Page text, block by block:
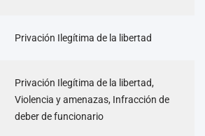
Privación Ilegítima de la libertad
Privación Ilegítima de la libertad,
Violencia y amenazas, Infracción de
deber de funcionario